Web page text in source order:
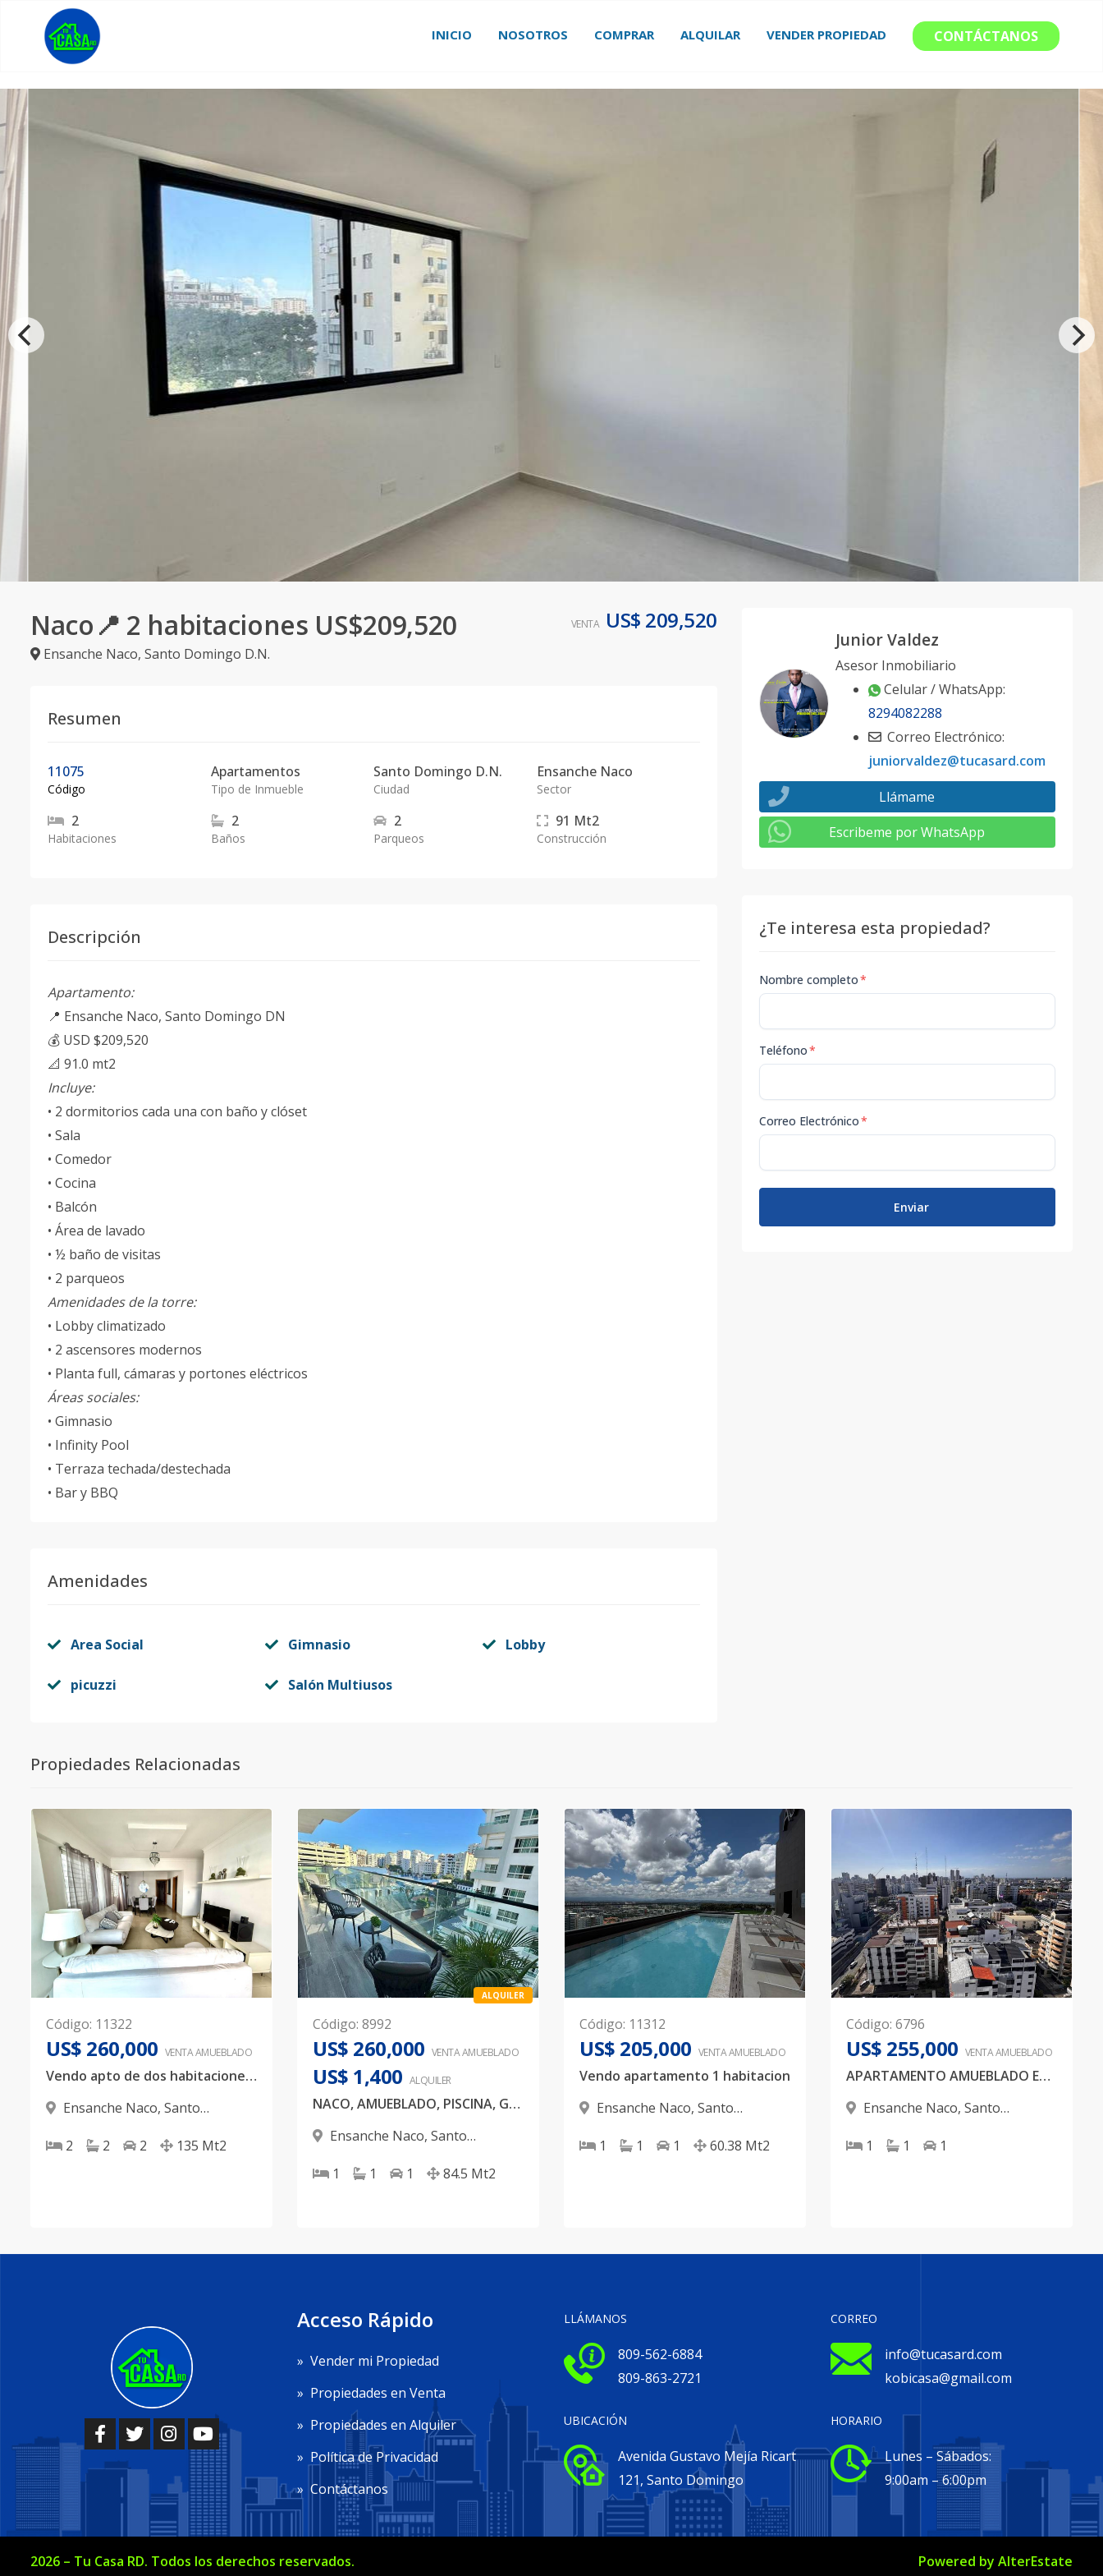
INICIO NOSOTROS COMPRAR ALQUILAR VENDER PROPIEDAD CONTÁCTANOS
Naco📍 2 habitaciones US$209,520
Ensanche Naco, Santo Domingo D.N.
VENTA US$ 209,520
Resumen
11075
Código
Apartamentos
Tipo de Inmueble
Santo Domingo D.N.
Ciudad
Ensanche Naco
Sector
2
Habitaciones
2
Baños
2
Parqueos
91 Mt2
Construcción
Descripción
Apartamento:
📍 Ensanche Naco, Santo Domingo DN
💰 USD $209,520
📐 91.0 mt2
Incluye:
• 2 dormitorios cada una con baño y clóset
• Sala
• Comedor
• Cocina
• Balcón
• Área de lavado
• ½ baño de visitas
• 2 parqueos
Amenidades de la torre:
• Lobby climatizado
• 2 ascensores modernos
• Planta full, cámaras y portones eléctricos
Áreas sociales:
• Gimnasio
• Infinity Pool
• Terraza techada/destechada
• Bar y BBQ
Amenidades
Area Social Gimnasio Lobby
picuzzi Salón Multiusos
Junior Valdez
Asesor Inmobiliario
Celular / WhatsApp:
8294082288
Correo Electrónico:
juniorvaldez@tucasard.com
Llámame
Escribeme por WhatsApp
¿Te interesa esta propiedad?
Nombre completo*
Teléfono*
Correo Electrónico*
Enviar
Propiedades Relacionadas
Código: 11322
US$ 260,000 VENTA AMUEBLADO
Vendo apto de dos habitaciones en zona tranquila de Naco.
Ensanche Naco, Santo
2
2 2 135 Mt2
ALQUILER
Código: 8992
US$ 260,000 VENTA AMUEBLADO
US$ 1,400 ALQUILER
NACO, AMUEBLADO, PISCINA, GYM, 1 HABITACION
Ensanche Naco, Santo
1
1 1 84.5 Mt2
Código: 11312
US$ 205,000 VENTA AMUEBLADO
Vendo apartamento 1 habitacion
Ensanche Naco, Santo
1
1 1 60.38 Mt2
Código: 6796
US$ 255,000 VENTA AMUEBLADO
APARTAMENTO AMUEBLADO EN NACO, PISCINA, GYM, 1 HABITAION
Ensanche Naco, Santo
1
1 1
Acceso Rápido
» Vender mi Propiedad
» Propiedades en Venta
» Propiedades en Alquiler
» Política de Privacidad
» Contáctanos
LLÁMANOS
809-562-6884
809-863-2721
UBICACIÓN
Avenida Gustavo Mejía Ricart
121, Santo Domingo
CORREO
info@tucasard.com
kobicasa@gmail.com
HORARIO
Lunes – Sábados:
9:00am – 6:00pm
2026 – Tu Casa RD. Todos los derechos reservados. Powered by AlterEstate